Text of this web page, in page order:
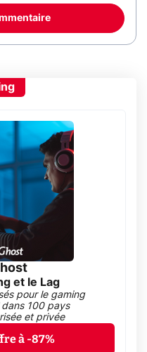
et le Lag
pour le gaming
dans 100 pays
et privée
à -87%